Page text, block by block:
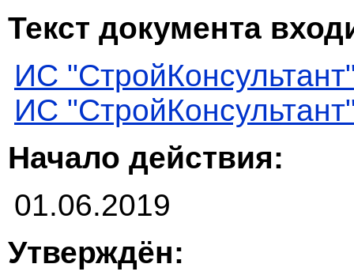
Текст документа
ИС
ИС
Начало действия:
01.06.2019
Утверждён: